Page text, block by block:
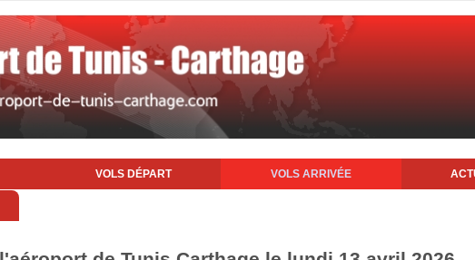
VOLS DÉPART VOLS ARRIVÉE